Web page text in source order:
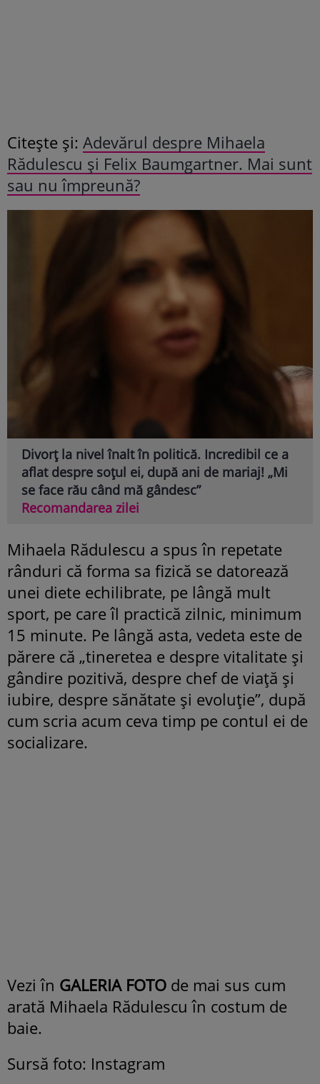
Citește și: Adevărul despre Mihaela
Rădulescu și Felix Baumgartner. Mai sunt
sau nu împreună?
Divorț la nivel înalt în politică. Incredibil ce a
aflat despre soțul ei, după ani de mariaj! „Mi
se face rău când mă gândesc”
Recomandarea zilei
Mihaela Rădulescu a spus în repetate
rânduri că forma sa fizică se datorează
unei diete echilibrate, pe lângă mult
sport, pe care îl practică zilnic, minimum
15 minute. Pe lângă asta, vedeta este de
părere că „tineretea e despre vitalitate și
gândire pozitivă, despre chef de viață și
iubire, despre sănătate și evoluție”, după
cum scria acum ceva timp pe contul ei de
socializare.
Vezi în GALERIA FOTO de mai sus cum
arată Mihaela Rădulescu în costum de
baie.
Sursă foto: Instagram